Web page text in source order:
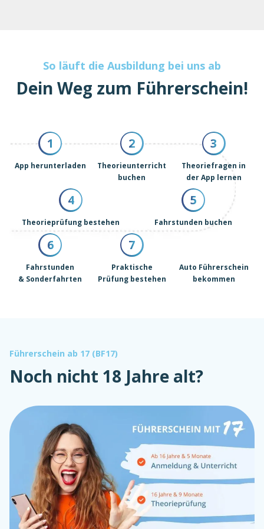
So läuft die Ausbildung bei uns ab
Dein Weg zum Führerschein!
1
App herunterladen
2
Theorieunterricht
buchen
3
Theoriefragen in
der App lernen
5
Fahrstunden buchen
4
Theorieprüfung bestehen
6
Fahrstunden
& Sonderfahrten
7
Praktische
Prüfung bestehen
Auto Führerschein
bekommen
Führerschein ab 17 (BF17)
Noch nicht 18 Jahre alt?